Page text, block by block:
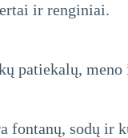
ir renginiai.
patiekalų, meno
fontanų, sodų ir